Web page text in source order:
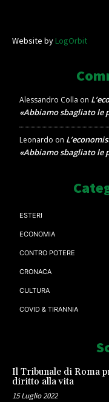
Website byLogOrbit
Alessandro Colla on
«Abbiamo sbagliato le
Leonardo on
«Abbiamo sbagliato le
ESTERI
ECONOMIA
CONTRO POTERE
CRONACA
CULTURA
COVID & TIRANNIA
Il Tribunale di Roma
diritto alla vita
15 Luglio 2022